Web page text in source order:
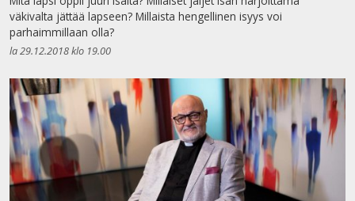
väkivalta jättää lapseen? Millaista hengellinen isyys voi
parhaimmillaan olla?
la 29.12.2018 klo 19.00